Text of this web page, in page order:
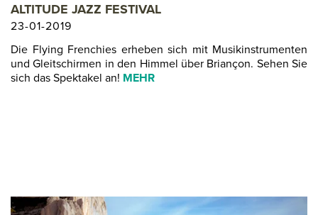
ALTITUDE JAZZ FESTIVAL
23-01-2019
Die Flying Frenchies erheben sich mit Musikinstrumenten
und Gleitschirmen in den Himmel über Briançon. Sehen Sie
sich das Spektakel an! MEHR